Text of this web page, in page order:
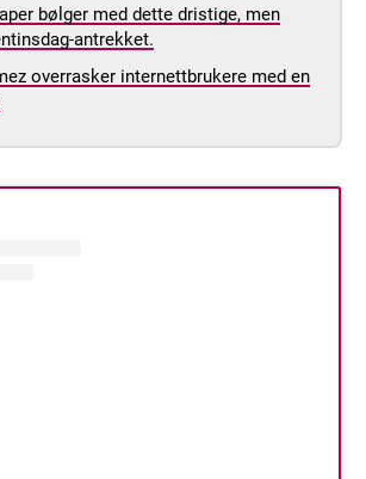
bølger med dette dristige, men
antrekket.
overrasker internettbrukere med en